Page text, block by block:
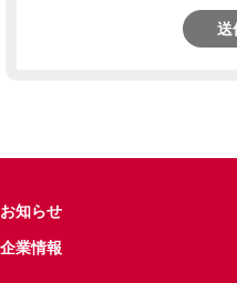
送
お知らせ
企業情報